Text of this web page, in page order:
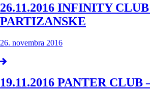
26.11.2016 INFINITY
PARTIZANSKE
26. novembra 2016
19.11.2016 PANTER CLUB